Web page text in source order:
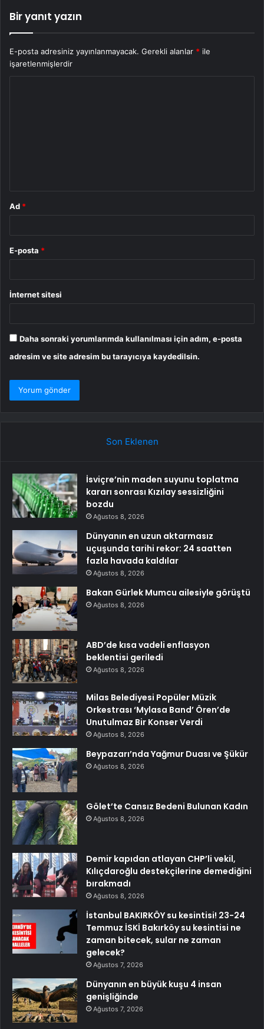
Bir yanıt yazın
E-posta adresiniz yayınlanmayacak. Gerekli alanlar * ile
işaretlenmişlerdir
Ad *
E-posta *
İnternet sitesi
Daha sonraki yorumlarımda kullanılması için adım, e-posta
adresim ve site adresim bu tarayıcıya kaydedilsin.
Son Eklenen
İsviçre’nin maden suyunu toplatma
kararı sonrası Kızılay sessizliğini
bozdu
Ağustos 8, 2026
Dünyanın en uzun aktarmasız
uçuşunda tarihi rekor: 24 saatten
fazla havada kaldılar
Ağustos 8, 2026
Bakan Gürlek Mumcu ailesiyle görüştü
Ağustos 8, 2026
ABD’de kısa vadeli enflasyon
beklentisi geriledi
Ağustos 8, 2026
Milas Belediyesi Popüler Müzik
Orkestrası ‘Mylasa Band’ Ören’de
Unutulmaz Bir Konser Verdi
Ağustos 8, 2026
Beypazarı’nda Yağmur Duası ve Şükür
Ağustos 8, 2026
Gölet’te Cansız Bedeni Bulunan Kadın
Ağustos 8, 2026
Demir kapıdan atlayan CHP’li vekil,
Kılıçdaroğlu destekçilerine demediğini
bırakmadı
Ağustos 8, 2026
İstanbul BAKIRKÖY su kesintisi! 23-24
Temmuz İSKİ Bakırköy su kesintisi ne
zaman bitecek, sular ne zaman
gelecek?
Ağustos 7, 2026
Dünyanın en büyük kuşu 4 insan
genişliğinde
Ağustos 7, 2026